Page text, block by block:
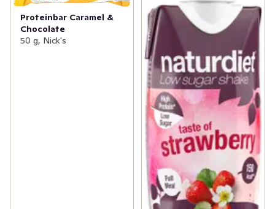
Proteinbar Caramel &
Chocolate
50 g, Nick's